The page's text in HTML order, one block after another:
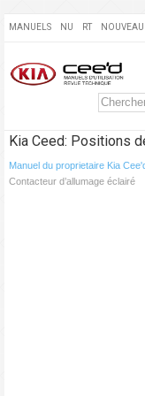
MANUELS NU RT NOUVEAU
Kia Ceed: Positions
Manuel du proprietaire Kia
Contacteur d’allumage éclairé